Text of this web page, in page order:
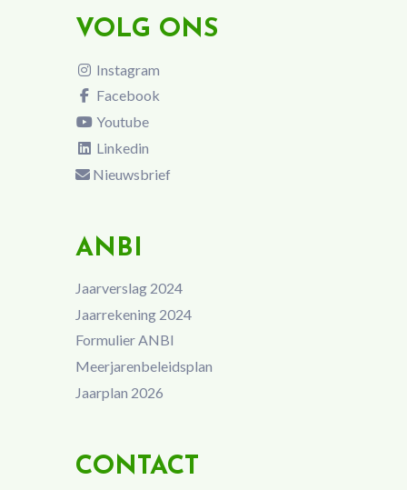
VOLG ONS
Instagram
Facebook
Youtube
Linkedin
Nieuwsbrief
ANBI
Jaarverslag 2024
Jaarrekening 2024
Formulier ANBI
Meerjarenbeleidsplan
Jaarplan 2026
CONTACT